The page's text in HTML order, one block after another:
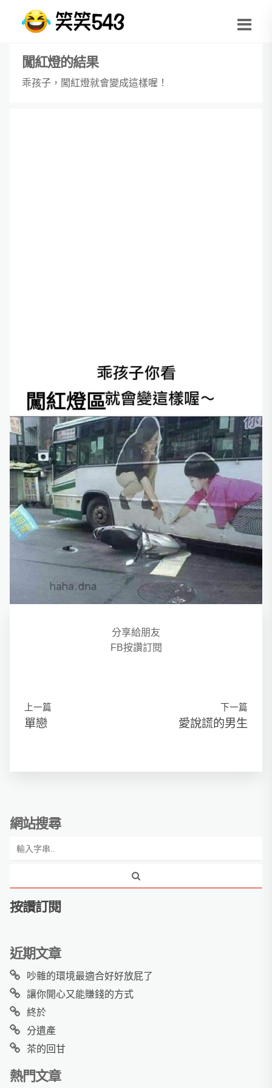
闖紅燈的結果
乖孩子，闖紅燈就會變成這樣喔！
分享給朋友
FB按讚訂閱
上一篇
單戀
下一篇
愛說謊的男生
網站搜尋
按讚訂閱
近期文章
吵雜的環境最適合好好放屁了
讓你開心又能賺錢的方式
終於
分遺產
茶的回甘
熱門文章